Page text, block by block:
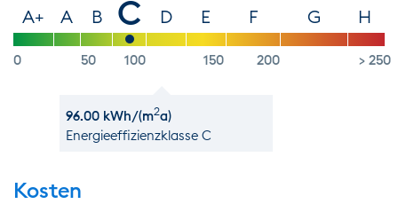
A+
0
A B
50
C
100
96.00 kWh/(m2a)
Energie­effizienz­klasse C
D E
150
F
200
G H
> 250
Kosten